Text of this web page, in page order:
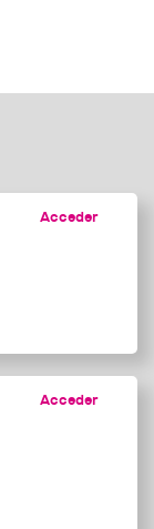
Acceder
Acceder